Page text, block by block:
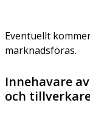
Eventuellt
marknadsföras.
Innehavare
och